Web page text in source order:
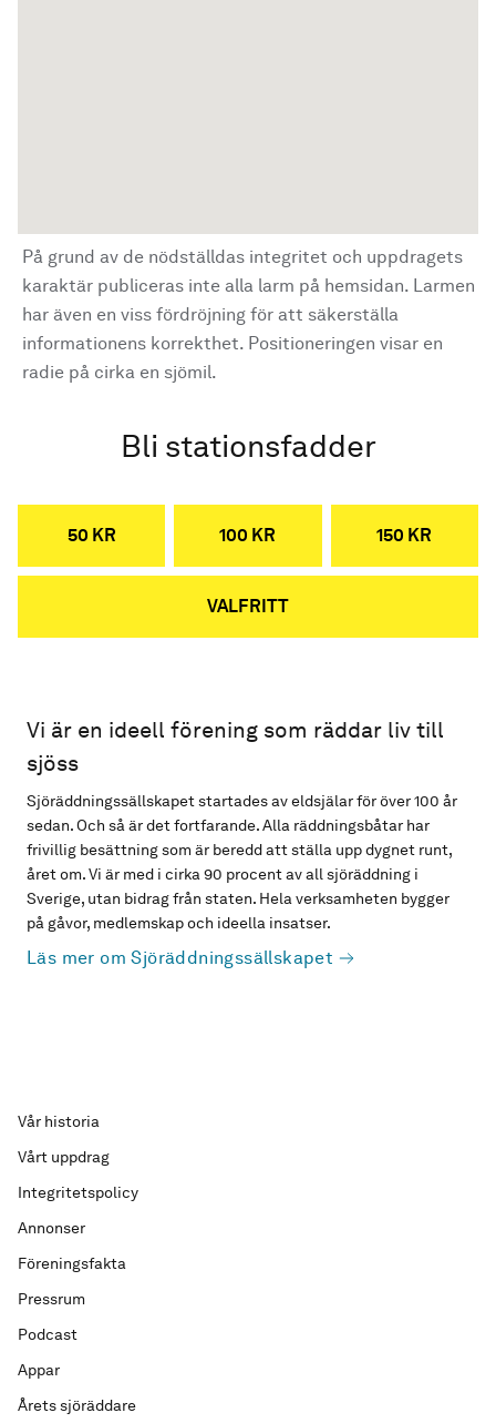
På grund av de nödställdas integritet och uppdragets
karaktär publiceras inte alla larm på hemsidan. Larmen
har även en viss fördröjning för att säkerställa
informationens korrekthet. Positioneringen visar en
radie på cirka en sjömil.
Bli stationsfadder
50 KR 100 KR 150 KR
VALFRITT
Vi är en ideell förening som räddar liv till
sjöss
Sjöräddningssällskapet startades av eldsjälar för över 100 år
sedan. Och så är det fortfarande. Alla räddningsbåtar har
frivillig besättning som är beredd att ställa upp dygnet runt,
året om. Vi är med i cirka 90 procent av all sjöräddning i
Sverige, utan bidrag från staten. Hela verksamheten bygger
på gåvor, medlemskap och ideella insatser.
Läs mer om Sjöräddningssällskapet
Vår historia
Vårt uppdrag
Integritetspolicy
Annonser
Föreningsfakta
Pressrum
Podcast
Appar
Årets sjöräddare